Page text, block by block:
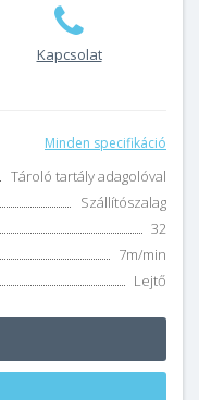
Kapcsolat
Minden specifikáció
Tároló tartály adagolóval
Szállítószalag
32
7m/min
Lejtő